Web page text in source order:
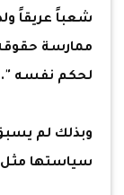
شعباً عريقاً
ممارسة حقوقه
لحكم نفسه ".
وبذلك لم
سياستها